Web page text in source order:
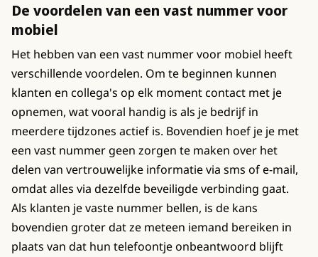
De voordelen van een vast nummer voor
mobiel
Het hebben van een vast nummer voor mobiel heeft
verschillende voordelen. Om te beginnen kunnen
klanten en collega's op elk moment contact met je
opnemen, wat vooral handig is als je bedrijf in
meerdere tijdzones actief is. Bovendien hoef je je met
een vast nummer geen zorgen te maken over het
delen van vertrouwelijke informatie via sms of e-mail,
omdat alles via dezelfde beveiligde verbinding gaat.
Als klanten je vaste nummer bellen, is de kans
bovendien groter dat ze meteen iemand bereiken in
plaats van dat hun telefoontje onbeantwoord blijft